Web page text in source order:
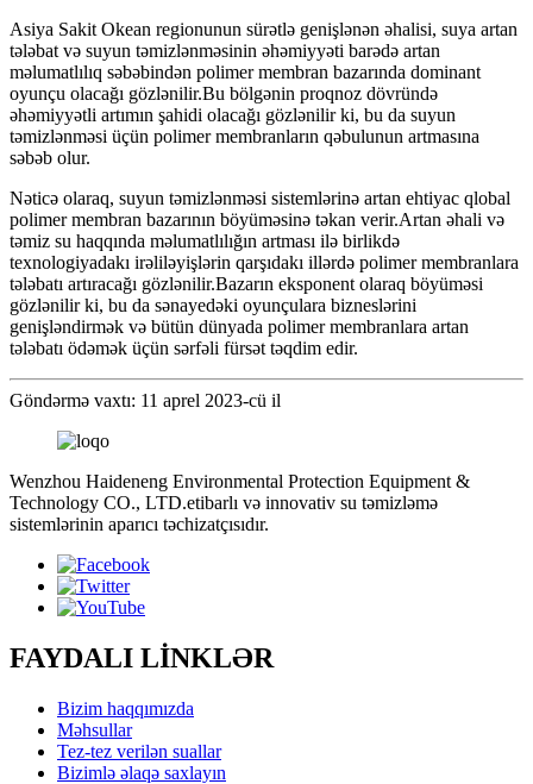
Asiya Sakit Okean regionunun sürətlə genişlənən əhalisi, suya artan
tələbat və suyun təmizlənməsinin əhəmiyyəti barədə artan
məlumatlılıq səbəbindən polimer membran bazarında dominant
oyunçu olacağı gözlənilir.Bu bölgənin proqnoz dövründə
əhəmiyyətli artımın şahidi olacağı gözlənilir ki, bu da suyun
təmizlənməsi üçün polimer membranların qəbulunun artmasına
səbəb olur.
Nəticə olaraq, suyun təmizlənməsi sistemlərinə artan ehtiyac qlobal
polimer membran bazarının böyüməsinə təkan verir.Artan əhali və
təmiz su haqqında məlumatlılığın artması ilə birlikdə
texnologiyadakı irəliləyişlərin qarşıdakı illərdə polimer membranlara
tələbatı artıracağı gözlənilir.Bazarın eksponent olaraq böyüməsi
gözlənilir ki, bu da sənayedəki oyunçulara bizneslərini
genişləndirmək və bütün dünyada polimer membranlara artan
tələbatı ödəmək üçün sərfəli fürsət təqdim edir.
Göndərmə vaxtı: 11 aprel 2023-cü il
Wenzhou Haideneng Environmental Protection Equipment &
Technology CO., LTD.etibarlı və innovativ su təmizləmə
sistemlərinin aparıcı təchizatçısıdır.
FAYDALI LİNKLƏR
Bizim haqqımızda
Məhsullar
Tez-tez verilən suallar
Bizimlə əlaqə saxlayın